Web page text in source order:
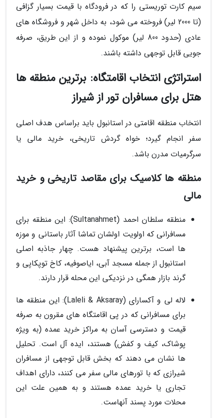
سیم کارت توریستی را که در فرودگاه با قیمت بسیار گزافی
(تا 2000 لیر) فروخته می شود، به داخل شهر و فروشگاه های
عادی (حدود 800 لیر) موکول نموده و از این طریق، صرفه
جویی قابل توجهی داشته باشند.
استراتژی انتخاب اقامتگاه: برترین منطقه ها
هتل برای مسافران تور از شیراز
انتخاب منطقه اقامتی در استانبول باید براساس هدف اصلی
سفر انجام گیرد؛ خواه گردش تاریخی، خرید مالی یا
سرگرمیات مدرن باشد.
منطقه ها کلاسیک برای مقاصد تاریخی و خرید
مالی
منطقه سلطان احمد (Sultanahmet): این منطقه برای
مسافرانی که اولویت اولشان تماشا آثار باستانی و موزه
ها است، برترین پیشنهاد هست. چهار جاذبه اصلی
استانبول از جمله مسجد آبی، ایاصوفیه، کاخ توپکاپی و
گرند بازار همگی در نزدیکی این محله قرار دارند.
لاله لی و آکسارای (Laleli & Aksaray): این منطقه ها
برای مسافرانی که در پی اقامتگاه های مقرون به صرفه
قیمت و دسترسی آسان به مراکز خرید عمده (به ویژه
پوشاک، کیف و کفش) هستند، ایده آل است. تحلیل
ها نشان می دهند که بخش قابل توجهی از مسافران
شیرازی که با تورهای مالی سفر می کنند، دارای اهداف
تجاری یا خرید عمده هستند و به همین علت این
محلات مورد پسند آنهاست.